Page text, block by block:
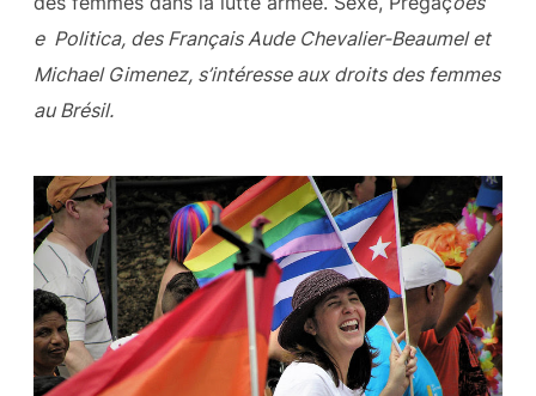
e Politica, des Français Aude Chevalier-Beaumel et
Michael Gimenez, s’intéresse aux droits des femmes
au Brésil.